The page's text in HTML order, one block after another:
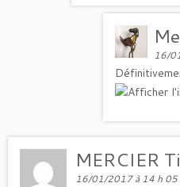
16/
MERCIER
16/01/2017 à 14 h 05